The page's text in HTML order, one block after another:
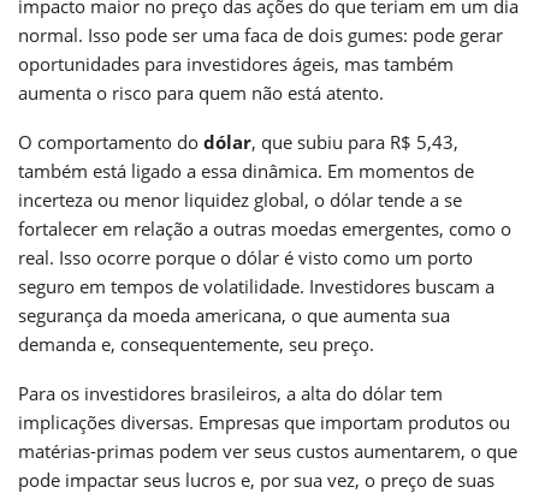
impacto maior no preço das ações do que teriam em um dia
normal. Isso pode ser uma faca de dois gumes: pode gerar
oportunidades para investidores ágeis, mas também
aumenta o risco para quem não está atento.
O comportamento do dólar, que subiu para R$ 5,43,
também está ligado a essa dinâmica. Em momentos de
incerteza ou menor liquidez global, o dólar tende a se
fortalecer em relação a outras moedas emergentes, como o
real. Isso ocorre porque o dólar é visto como um porto
seguro em tempos de volatilidade. Investidores buscam a
segurança da moeda americana, o que aumenta sua
demanda e, consequentemente, seu preço.
Para os investidores brasileiros, a alta do dólar tem
implicações diversas. Empresas que importam produtos ou
matérias-primas podem ver seus custos aumentarem, o que
pode impactar seus lucros e, por sua vez, o preço de suas